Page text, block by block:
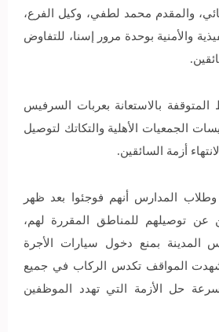
والمقدم محمد لطفي، وكيل الفرع،
والأمنية بوحدة مرور إسنا، للتفاوض
بالاستعانة بعربات السرفيس
الجمعيات الأهلية والتكاتك لتوصيل
أزمة السائقين.
المدارس أنهم فوجئوا بعد ظهر
عن توصيلهم للمناطق المقررة لهم،
بمنع دخول سيارات الأجرة
المواقف تكدس الركاب في جميع
حل الأزمة التي تهدد الموظفين